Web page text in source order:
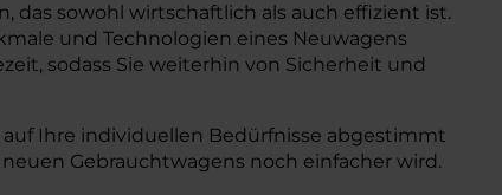
das sowohl wirtschaftlich als auch effizient ist.
und Technologien eines Neuwagens
sodass Sie weiterhin von Sicherheit und
Ihre individuellen Bedürfnisse abgestimmt
Gebrauchtwagens noch einfacher wird.